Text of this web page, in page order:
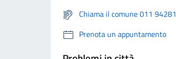
Chiama il comune 011 94281
Prenota un appuntamento